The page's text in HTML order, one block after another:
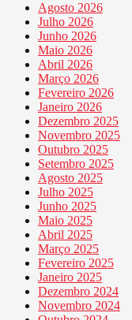
Agosto 2026
Julho 2026
Junho 2026
Maio 2026
Abril 2026
Março 2026
Fevereiro 2026
Janeiro 2026
Dezembro 2025
Novembro 2025
Outubro 2025
Setembro 2025
Agosto 2025
Julho 2025
Junho 2025
Maio 2025
Abril 2025
Março 2025
Fevereiro 2025
Janeiro 2025
Dezembro 2024
Novembro 2024